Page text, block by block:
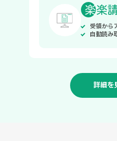
受領から
自動読み
詳細を